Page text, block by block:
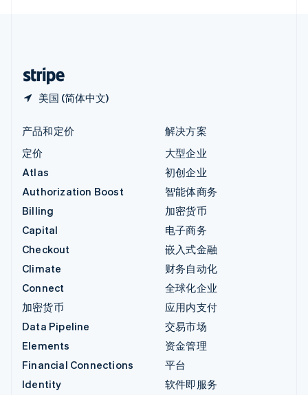
美国 (简体中文)
产品和定价
定价
Atlas
Authorization Boost
Billing
Capital
Checkout
Climate
Connect
加密货币
Data Pipeline
Elements
Financial Connections
Identity
解决方案
大型企业
初创企业
智能体商务
加密货币
电子商务
嵌入式金融
财务自动化
全球化企业
应用内支付
交易市场
资金管理
平台
软件即服务